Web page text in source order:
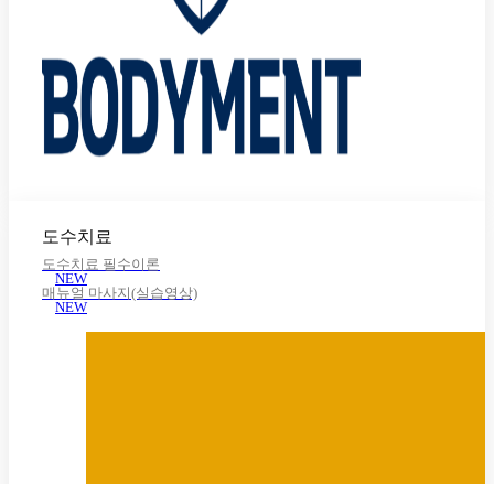
도수치료
도수치료 필수이론
NEW
매뉴얼 마사지(실습영상)
NEW